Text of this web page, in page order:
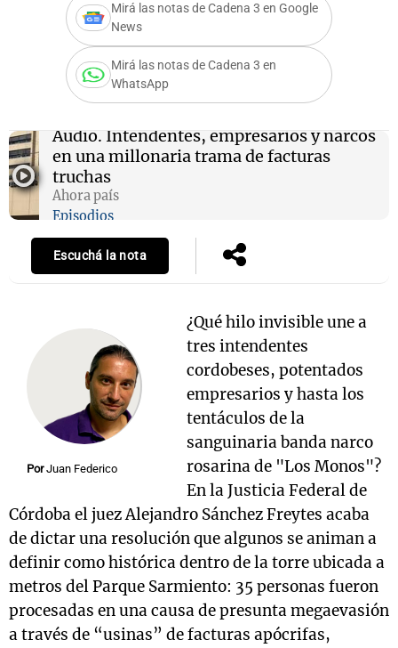
Mirá las notas de Cadena 3 en Google
News
Mirá las notas de Cadena 3 en
WhatsApp
Audio. Intendentes, empresarios y narcos
en una millonaria trama de facturas
truchas
Ahora país
Episodios
Escuchá la nota
Por Juan Federico
¿Qué hilo invisible une a
tres intendentes
cordobeses, potentados
empresarios y hasta los
tentáculos de la
sanguinaria banda narco
rosarina de "Los Monos"?
En la Justicia Federal de
Córdoba el juez Alejandro Sánchez Freytes acaba
de dictar una resolución que algunos se animan a
definir como histórica dentro de la torre ubicada a
metros del Parque Sarmiento: 35 personas fueron
procesadas en una causa de presunta megaevasión
a través de “usinas” de facturas apócrifas,
Notas
Mundial 2026
Notas
La Sole en